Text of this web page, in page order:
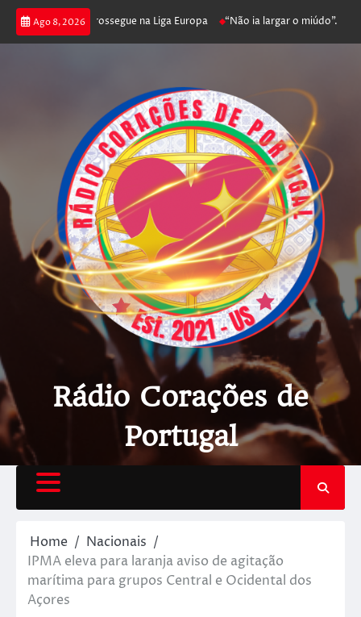
Ago 8, 2026
joga poker e prossegue na Liga Europa “Não ia largar o miúdo”.
Rádio Corações de
Portugal
Home
Nacionais
IPMA eleva para laranja aviso de agitação
marítima para grupos Central e Ocidental dos
Açores